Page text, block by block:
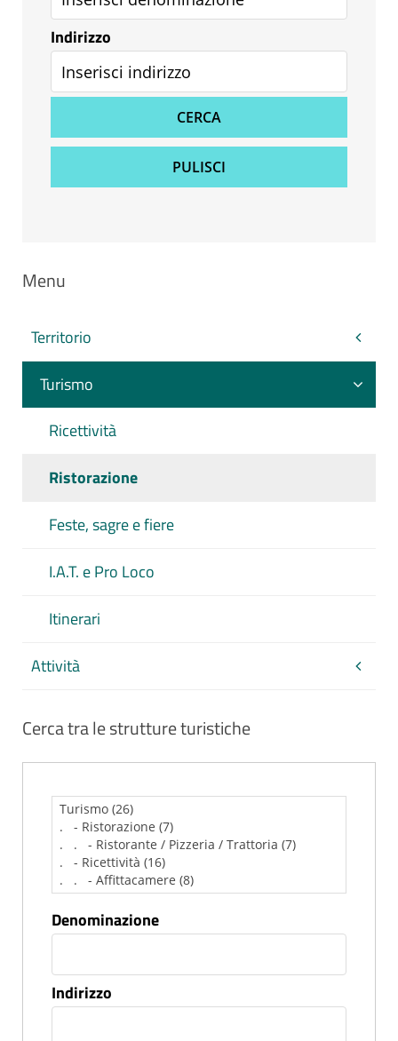
Indirizzo
CERCA
PULISCI
Menu
Territorio
Turismo
Ricettività
Ristorazione
Feste, sagre e fiere
I.A.T. e Pro Loco
Itinerari
Attività
Cerca tra le strutture turistiche
Denominazione
Indirizzo